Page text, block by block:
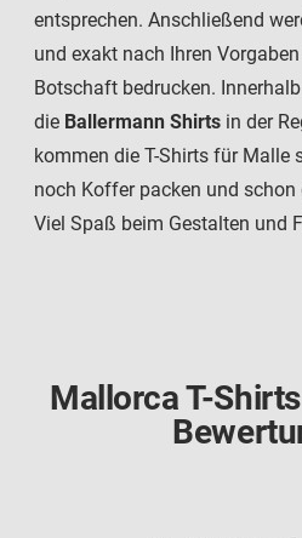
entsprechen. Anschließend
und exakt nach Ihren
Botschaft bedrucken.
die Ballermann Shirts in der
kommen die T-Shirts für Malle
noch Koffer packen und schon
Viel Spaß beim Gestalten und
Mallorca T-